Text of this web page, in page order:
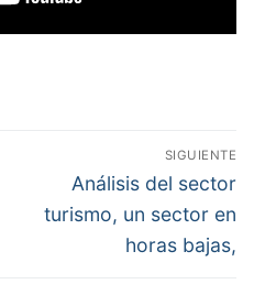
SIGUIENTE
Entrada
siguiente:
Análisis del sector
turismo, un sector en
horas bajas,